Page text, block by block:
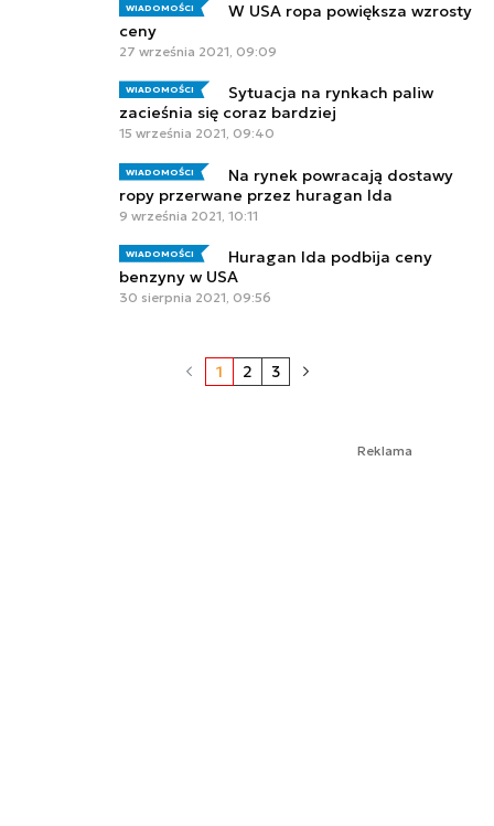
WIADOMOŚCI
W USA ropa powiększa wzrosty
ceny
27 września 2021, 09:09
WIADOMOŚCI
Sytuacja na rynkach paliw
zacieśnia się coraz bardziej
15 września 2021, 09:40
WIADOMOŚCI
Na rynek powracają dostawy
ropy przerwane przez huragan Ida
9 września 2021, 10:11
WIADOMOŚCI
Huragan Ida podbija ceny
benzyny w USA
30 sierpnia 2021, 09:56
1 2 3
Reklama